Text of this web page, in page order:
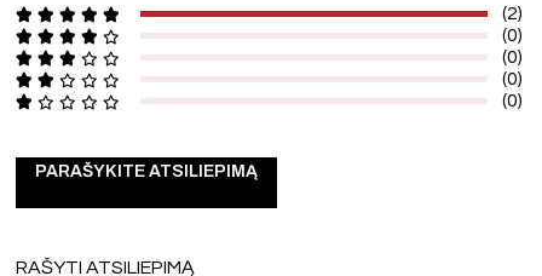
(2)
(0)
(0)
(0)
(0)
PARAŠYKITE ATSILIEPIMĄ
RAŠYTI ATSILIEPIMĄ